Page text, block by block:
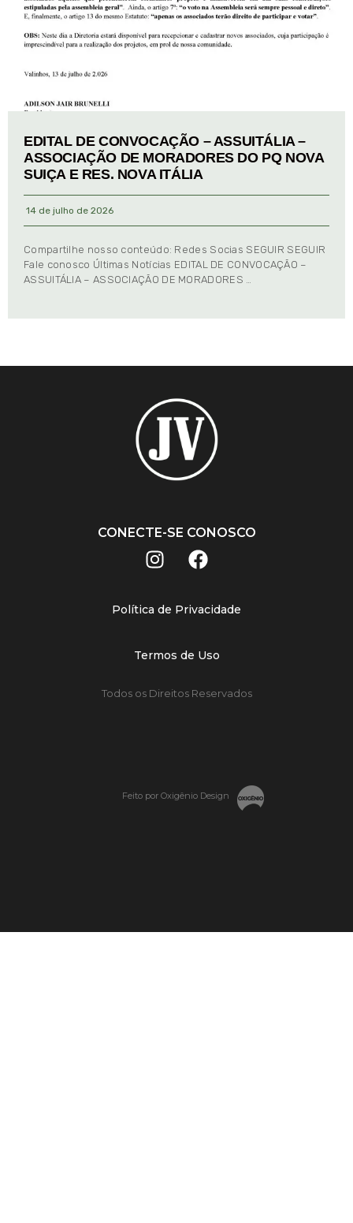
EDITAL DE CONVOCAÇÃO – ASSUITÁLIA –
ASSOCIAÇÃO DE MORADORES DO PQ NOVA
SUIÇA E RES. NOVA ITÁLIA
14 de julho de 2026
Compartilhe nosso conteúdo: Redes Socias SEGUIR SEGUIR
Fale conosco Últimas Notícias EDITAL DE CONVOCAÇÃO –
ASSUITÁLIA – ASSOCIAÇÃO DE MORADORES …
CONECTE-SE CONOSCO
Política de Privacidade
Termos de Uso
Todos os Direitos Reservados
Feito por Oxigênio Design